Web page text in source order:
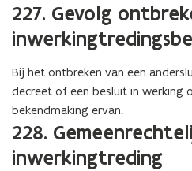
227. Gevolg
Bij het ontbreken van een
decreet of een besluit in werking
bekendmaking ervan.
228.
inwerkingtreding